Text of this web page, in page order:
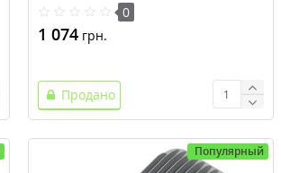
0
1 074 грн.
Продано
Популярный